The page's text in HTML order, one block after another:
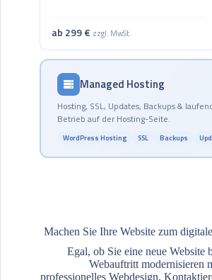
ab 299 € zzgl. MwSt.
Managed Hosting
Hosting, SSL, Updates, Backups &
Betrieb auf der Hosting-Seite.
WordPress Hosting SSL Backups
Machen Sie Ihre Website zum
Egal, ob Sie eine neue Website
Webauftritt modernisieren
professionelles Webdesign.